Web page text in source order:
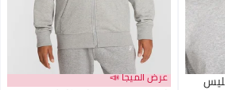
عرض الميجا 📣